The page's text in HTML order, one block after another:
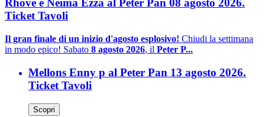
Rhove e Neima Ezza al Peter Pan 08 agosto 2026.
Ticket Tavoli
Il gran finale di un inizio d'agosto esplosivo! Chiudi la settimana
in modo epico! Sabato 8 agosto 2026, il Peter P...
Mellons Enny p al Peter Pan 13 agosto 2026.
Ticket Tavoli
Scopri